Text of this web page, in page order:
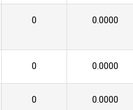
0 0.0000
0 0.0000
0 0.0000